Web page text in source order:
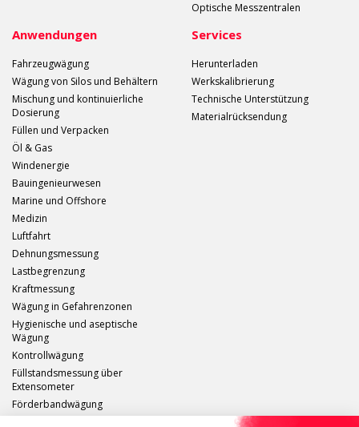
Optische Messzentralen
Anwendungen
Fahrzeugwägung
Wägung von Silos und Behältern
Mischung und kontinuierliche
Dosierung
Füllen und Verpacken
Öl & Gas
Windenergie
Bauingenieurwesen
Marine und Offshore
Medizin
Luftfahrt
Dehnungsmessung
Lastbegrenzung
Kraftmessung
Wägung in Gefahrenzonen
Hygienische und aseptische
Wägung
Kontrollwägung
Füllstandsmessung über
Extensometer
Förderbandwägung
Services
Herunterladen
Werkskalibrierung
Technische Unterstützung
Materialrücksendung